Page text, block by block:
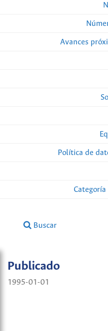
Avances
Política de
Buscar
Publicado
1995-01-01